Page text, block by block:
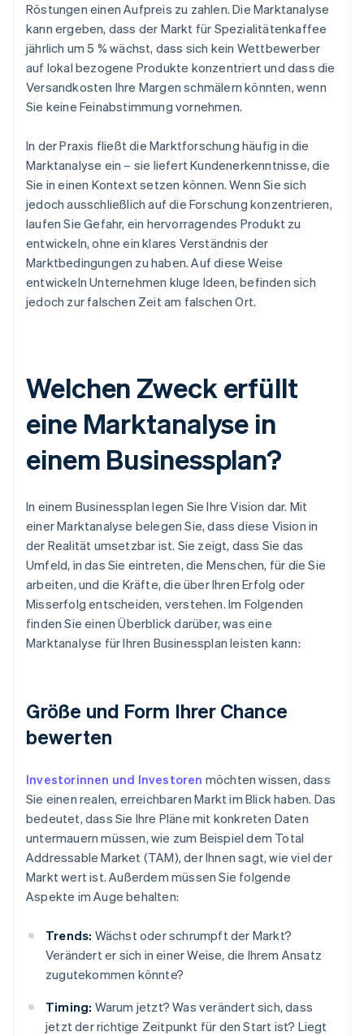
Röstungen einen Aufpreis zu zahlen. Die Marktanalyse
kann ergeben, dass der Markt für Spezialitätenkaffee
jährlich um 5 % wächst, dass sich kein Wettbewerber
auf lokal bezogene Produkte konzentriert und dass die
Versandkosten Ihre Margen schmälern könnten, wenn
Sie keine Feinabstimmung vornehmen.
In der Praxis fließt die Marktforschung häufig in die
Marktanalyse ein – sie liefert Kundenerkenntnisse, die
Sie in einen Kontext setzen können. Wenn Sie sich
jedoch ausschließlich auf die Forschung konzentrieren,
laufen Sie Gefahr, ein hervorragendes Produkt zu
entwickeln, ohne ein klares Verständnis der
Marktbedingungen zu haben. Auf diese Weise
entwickeln Unternehmen kluge Ideen, befinden sich
jedoch zur falschen Zeit am falschen Ort.
Welchen Zweck erfüllt
eine Marktanalyse in
einem Businessplan?
In einem Businessplan legen Sie Ihre Vision dar. Mit
einer Marktanalyse belegen Sie, dass diese Vision in
der Realität umsetzbar ist. Sie zeigt, dass Sie das
Umfeld, in das Sie eintreten, die Menschen, für die Sie
arbeiten, und die Kräfte, die über Ihren Erfolg oder
Misserfolg entscheiden, verstehen. Im Folgenden
finden Sie einen Überblick darüber, was eine
Marktanalyse für Ihren Businessplan leisten kann:
Größe und Form Ihrer Chance
bewerten
Investorinnen und Investoren möchten wissen, dass
Sie einen realen, erreichbaren Markt im Blick haben. Das
bedeutet, dass Sie Ihre Pläne mit konkreten Daten
untermauern müssen, wie zum Beispiel dem Total
Addressable Market (TAM), der Ihnen sagt, wie viel der
Markt wert ist. Außerdem müssen Sie folgende
Aspekte im Auge behalten:
Trends: Wächst oder schrumpft der Markt?
Verändert er sich in einer Weise, die Ihrem Ansatz
zugutekommen könnte?
Timing: Warum jetzt? Was verändert sich, dass
jetzt der richtige Zeitpunkt für den Start ist? Liegt